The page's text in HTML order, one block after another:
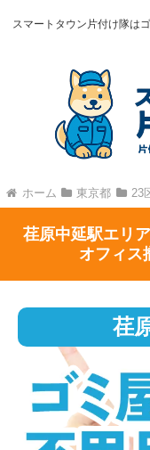
スマートタウン片付け隊は
ホーム 東京都 23
荏原中延駅エリ
オフィス
荏